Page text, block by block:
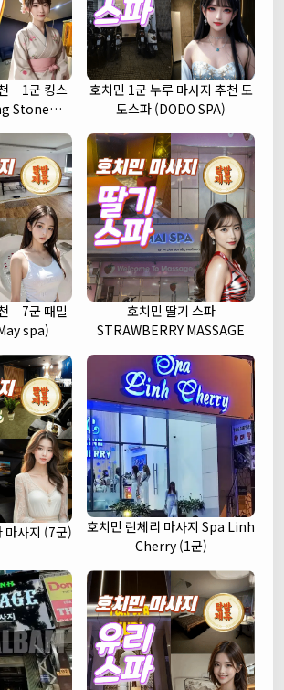
｜1군 킹스
Stone
호치민 1군 누루 마사지 추천 도
도스파 (DODO SPA)
｜7군 때밀
spa)
호치민 딸기 스파
STRAWBERRY MASSAGE
마사지 (7군)
호치민 린체리 마사지 Spa Linh
Cherry (1군)